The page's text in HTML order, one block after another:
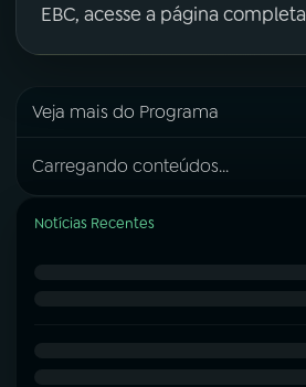
EBC, acesse a página completa
Veja mais do Programa
Carregando conteúdos...
Notícias Recentes